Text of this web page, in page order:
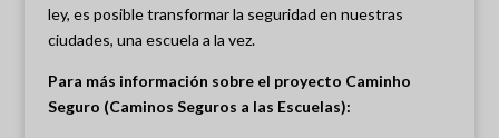
ley, es posible transformar la seguridad en nuestras
ciudades, una escuela a la vez.
Para más información sobre el proyecto Caminho
Seguro (Caminos Seguros a las Escuelas):